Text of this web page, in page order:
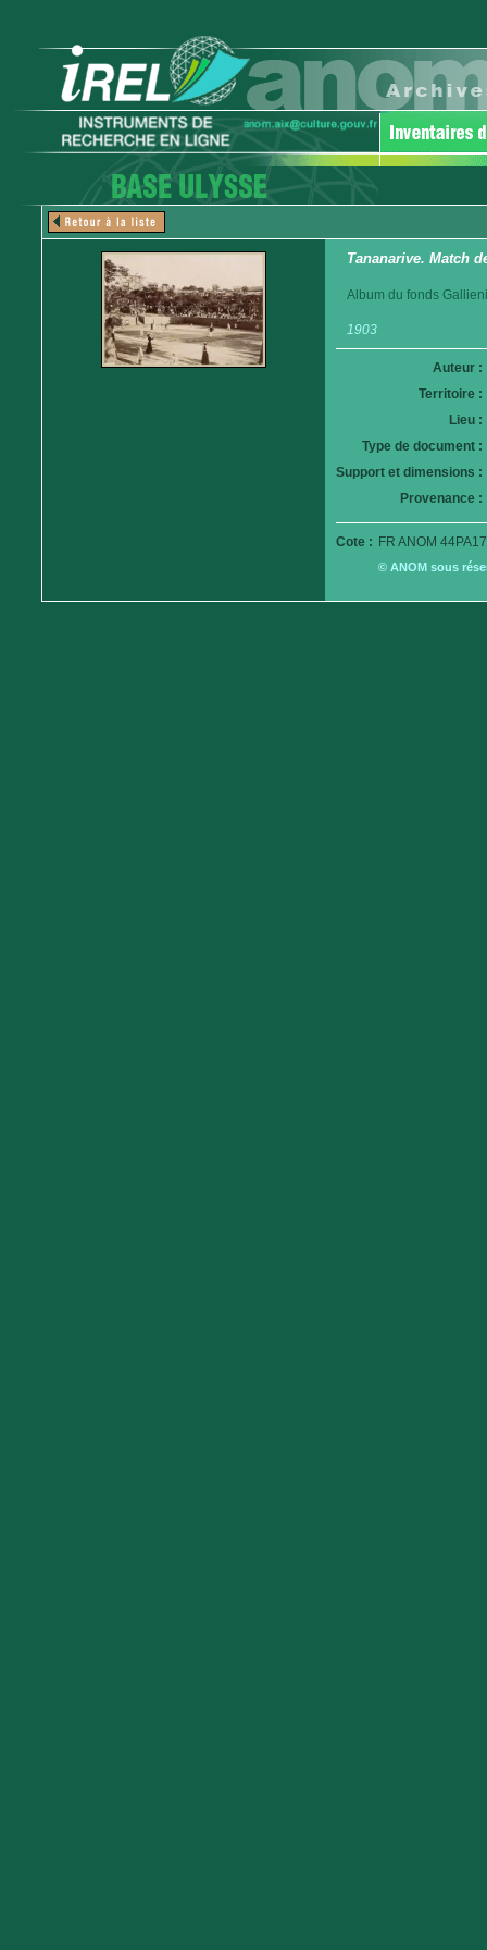
Tananarive. Match
Album du fonds
1903
Auteur :
Territoire :
Lieu :
Type de document :
Support et dimensions :
Provenance :
Cote : FR ANOM
© ANOM sous